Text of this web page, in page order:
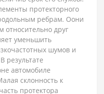
протекторного
ребрам. Оони
относительно друг
уменьшить
шумов и
результате
автомобиле
склонность к
протектора